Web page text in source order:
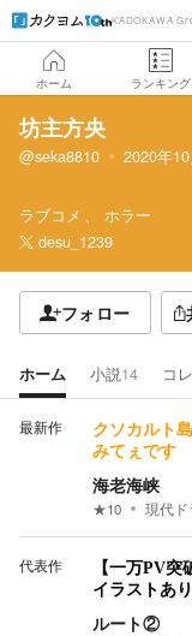
KADOKAWA
ホーム ランキング
坊主方央
@seka8810 2020年
ラブコメ
ホラー
desu_1239
フォロー
ホーム 小説14 コ
最新作
クソカルト
みてぇです
海老海峡
★10 現代ド
代表作
【一万PV
イラストあり
ルート②